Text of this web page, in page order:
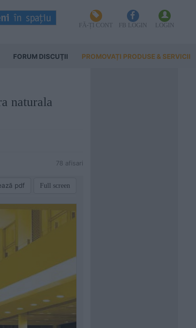
FĂ-ȚI CONT FB LOGIN LOGIN
FORUM DISCUŢII PROMOVAȚI PRODUSE & SERVICII
naturala
78 afisari
pdf Full screen